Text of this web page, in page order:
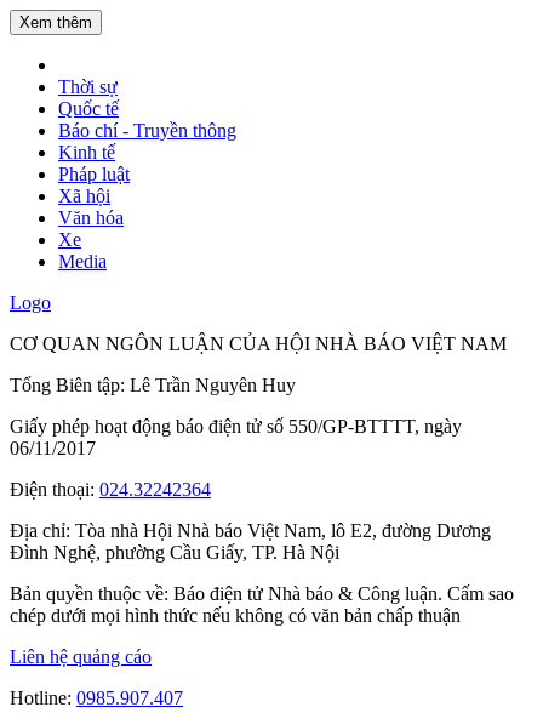
Xem thêm
Thời sự
Quốc tế
Báo chí - Truyền thông
Kinh tế
Pháp luật
Xã hội
Văn hóa
Xe
Media
Logo
CƠ QUAN NGÔN LUẬN CỦA HỘI NHÀ BÁO VIỆT NAM
Tổng Biên tập: Lê Trần Nguyên Huy
Giấy phép hoạt động báo điện tử số 550/GP-BTTTT, ngày
06/11/2017
Điện thoại: 024.32242364
Địa chỉ: Tòa nhà Hội Nhà báo Việt Nam, lô E2, đường Dương
Đình Nghệ, phường Cầu Giấy, TP. Hà Nội
Bản quyền thuộc về: Báo điện tử Nhà báo & Công luận. Cấm sao
chép dưới mọi hình thức nếu không có văn bản chấp thuận
Liên hệ quảng cáo
Hotline: 0985.907.407